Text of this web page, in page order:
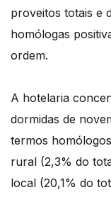
proveitos totais e
homólogas
ordem.
A hotelaria
dormidas de
termos
rural (2,3% do
local (20,1% do